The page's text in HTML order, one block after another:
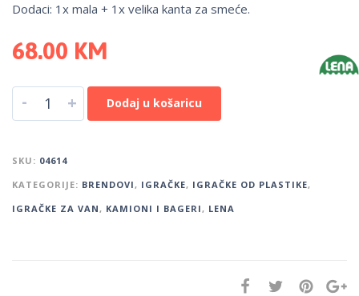
Dodaci: 1x mala + 1x velika kanta za smeće.
68.00 KM
- + Dodaj u košaricu
SKU: 04614
KATEGORIJE: BRENDOVI, IGRAČKE, IGRAČKE OD PLASTIKE,
IGRAČKE ZA VAN, KAMIONI I BAGERI, LENA